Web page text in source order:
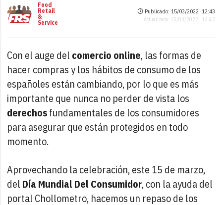
Food
Retail
&
Service
Publicado: 15/03/2022 ·12:43
Actualizado: 15/03/2022 · 12:43
Con el auge del comercio online, las formas de
hacer compras y los hábitos de consumo de los
españoles están cambiando, por lo que es más
importante que nunca no perder de vista los
derechosfundamentales de los consumidores
para asegurar que están protegidos en todo
momento.
Aprovechando la celebración, este 15 de marzo,
del Día Mundial Del Consumidor, con la ayuda del
portal Chollometro, hacemos un repaso de los